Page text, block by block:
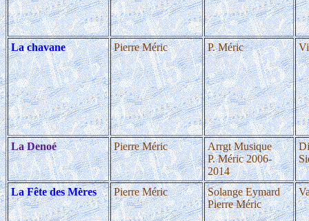
La chavane Pierre Méric P. Méric
La Denoé Pierre Méric
Arrgt Musique
P. Méric 2006-
2014
La Fête des Mères Pierre Méric
Solange Eymard
Pierre Méric